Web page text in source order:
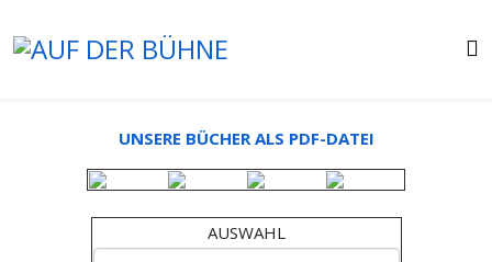
UNSERE BÜCHER ALS PDF-DATEI
AUSWAHL